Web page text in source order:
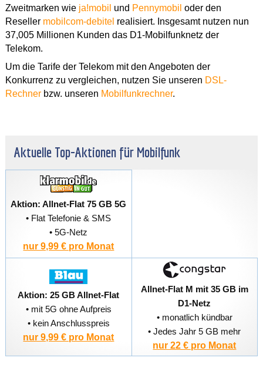
Zweitmarken wie ja!mobil und Pennymobil oder den
Reseller mobilcom-debitel realisiert. Insgesamt nutzen nun
37,005 Millionen Kunden das D1-Mobilfunknetz der
Telekom.
Um die Tarife der Telekom mit den Angeboten der
Konkurrenz zu vergleichen, nutzen Sie unseren DSL-
Rechnerbzw. unseren Mobilfunkrechner.
Aktuelle Top-Aktionen für Mobilfunk
Aktion: Allnet-Flat 75 GB 5G
• Flat Telefonie & SMS
• 5G-Netz
nur 9,99 € pro Monat
Aktion: 25 GB Allnet-Flat
• mit 5G ohne Aufpreis
• kein Anschlusspreis
nur 9,99 € pro Monat
Allnet-Flat M mit 35 GB im
D1-Netz
• monatlich kündbar
• Jedes Jahr 5 GB mehr
nur 22 € pro Monat